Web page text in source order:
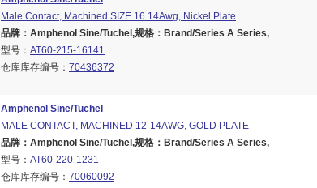
Male Contact, Machined SIZE 16 14Awg, Nickel Plate
品牌：Amphenol Sine/Tuchel,规格：Brand/Series A Series,
型号： AT60-215-16141
仓库库存编号： 70436372
Amphenol Sine/Tuchel
MALE CONTACT, MACHINED 12-14AWG, GOLD PLATE
品牌：Amphenol Sine/Tuchel,规格：Brand/Series A Series,
型号： AT60-220-1231
仓库库存编号： 70060092